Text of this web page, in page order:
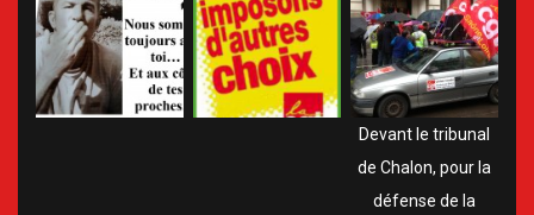
Devant le tribunal
de Chalon, pour la
défense de la